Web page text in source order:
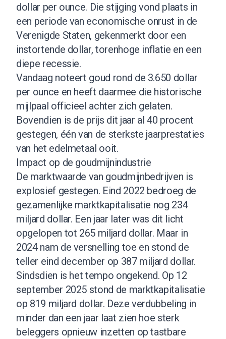
dollar per ounce. Die stijging vond plaats in
een periode van economische onrust in de
Verenigde Staten, gekenmerkt door een
instortende dollar, torenhoge inflatie en een
diepe recessie.
Vandaag noteert goud rond de 3.650 dollar
per ounce en heeft daarmee die historische
mijlpaal officieel achter zich gelaten.
Bovendien is de prijs dit jaar al 40 procent
gestegen, één van de sterkste jaarprestaties
van het edelmetaal ooit.
Impact op de goudmijnindustrie
De marktwaarde van goudmijnbedrijven is
explosief gestegen. Eind 2022 bedroeg de
gezamenlijke marktkapitalisatie nog 234
miljard dollar. Een jaar later was dit licht
opgelopen tot 265 miljard dollar. Maar in
2024 nam de versnelling toe en stond de
teller eind december op 387 miljard dollar.
Sindsdien is het tempo ongekend. Op 12
september 2025 stond de marktkapitalisatie
op 819 miljard dollar. Deze verdubbeling in
minder dan een jaar laat zien hoe sterk
beleggers opnieuw inzetten op tastbare